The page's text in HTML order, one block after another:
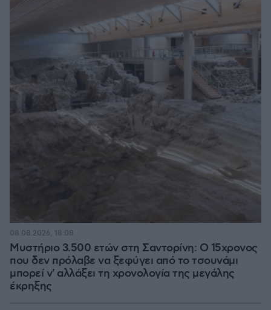
Μυστήριο 3.500 ετών στη Σαντορίνη: Ο 15χρονος
που δεν πρόλαβε να ξεφύγει από το τσουνάμι
μπορεί ν' αλλάξει τη χρονολογία της μεγάλης
έκρηξης
08.08.2026, 18:08